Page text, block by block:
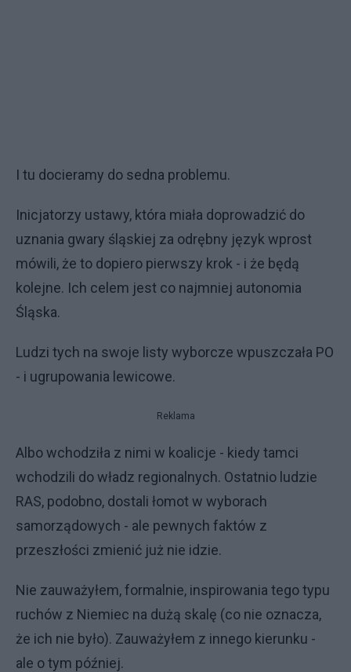
I tu docieramy do sedna problemu.
Inicjatorzy ustawy, która miała doprowadzić do
uznania gwary śląskiej za odrębny język wprost
mówili, że to dopiero pierwszy krok - i że będą
kolejne. Ich celem jest co najmniej autonomia
Śląska.
Ludzi tych na swoje listy wyborcze wpuszczała PO
- i ugrupowania lewicowe.
Reklama
Albo wchodziła z nimi w koalicje - kiedy tamci
wchodzili do władz regionalnych. Ostatnio ludzie
RAS, podobno, dostali łomot w wyborach
samorządowych - ale pewnych faktów z
przeszłości zmienić już nie idzie.
Nie zauważyłem, formalnie, inspirowania tego typu
ruchów z Niemiec na dużą skalę (co nie oznacza,
że ich nie było). Zauważyłem z innego kierunku -
ale o tym później.